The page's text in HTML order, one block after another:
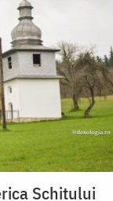
Schitului